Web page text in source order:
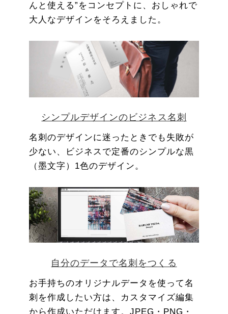
んと使える”をコンセプトに、おしゃれで
大人なデザインをそろえました。
シンプルデザインのビジネス名刺
名刺のデザインに迷ったときでも失敗が
少ない、ビジネスで定番のシンプルな黒
（墨文字）1色のデザイン。
自分のデータで名刺をつくる
お手持ちのオリジナルデータを使って名
刺を作成したい方は、カスタマイズ編集
から作成いただけます。JPEG・PNG・